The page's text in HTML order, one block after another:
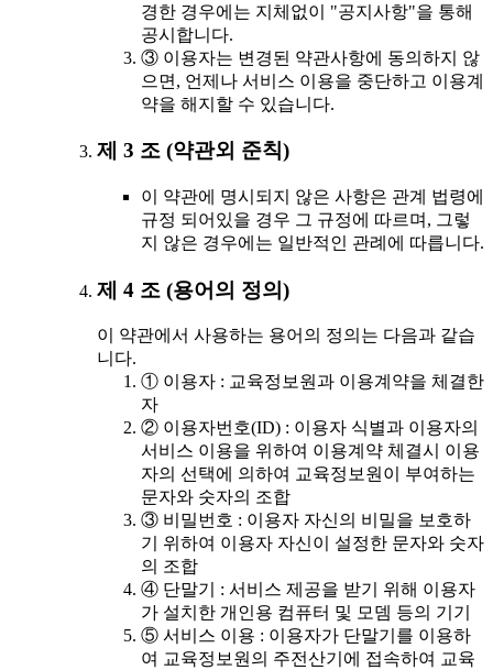
경한 경우에는 지체없이 "공지사항"을 통해
공시합니다.
③ 이용자는 변경된 약관사항에 동의하지 않
으면, 언제나 서비스 이용을 중단하고 이용계
약을 해지할 수 있습니다.
제 3 조 (약관외 준칙)
이 약관에 명시되지 않은 사항은 관계 법령에
규정 되어있을 경우 그 규정에 따르며, 그렇
지 않은 경우에는 일반적인 관례에 따릅니다.
제 4 조 (용어의 정의)
이 약관에서 사용하는 용어의 정의는 다음과 같습
니다.
① 이용자 : 교육정보원과 이용계약을 체결한
자
② 이용자번호(ID) : 이용자 식별과 이용자의
서비스 이용을 위하여 이용계약 체결시 이용
자의 선택에 의하여 교육정보원이 부여하는
문자와 숫자의 조합
③ 비밀번호 : 이용자 자신의 비밀을 보호하
기 위하여 이용자 자신이 설정한 문자와 숫자
의 조합
④ 단말기 : 서비스 제공을 받기 위해 이용자
가 설치한 개인용 컴퓨터 및 모뎀 등의 기기
⑤ 서비스 이용 : 이용자가 단말기를 이용하
여 교육정보원의 주전산기에 접속하여 교육